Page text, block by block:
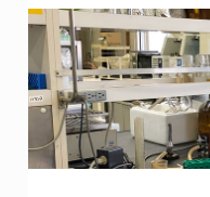
国際学生ワ
UCDリトリ
UCDオンラ
保護者の方
教職員
企業・研究